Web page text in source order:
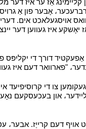
אַז ער איז דער
אָבער פון אַ
אויסגעלאכט אים.
איז געווען דער
דורך די יקליפּס
"פארוואר דעם איז
צו די קרוסיפיעד
און בעכעסקעם
דעם קרייַז. אבער،